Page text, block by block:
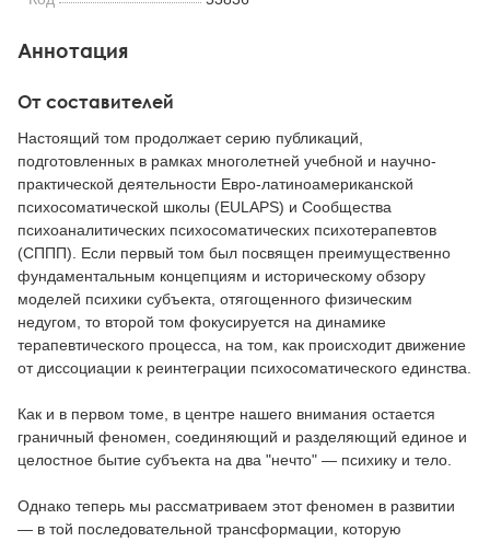
Аннотация
От составителей
Настоящий том продолжает серию публикаций,
подготовленных в рамках многолетней учебной и научно-
практической деятельности Евро-латиноамериканской
психосоматической школы (EULAPS) и Сообщества
психоаналитических психосоматических психотерапевтов
(СППП). Если первый том был посвящен преимущественно
фундаментальным концепциям и историческому обзору
моделей психики субъекта, отягощенного физическим
недугом, то второй том фокусируется на динамике
терапевтического процесса, на том, как происходит движение
от диссоциации к реинтеграции психосоматического единства.
Как и в первом томе, в центре нашего внимания остается
граничный феномен, соединяющий и разделяющий единое и
целостное бытие субъекта на два "нечто" — психику и тело.
Однако теперь мы рассматриваем этот феномен в развитии
— в той последовательной трансформации, которую